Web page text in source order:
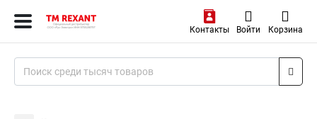
Контакты Войти Корзина